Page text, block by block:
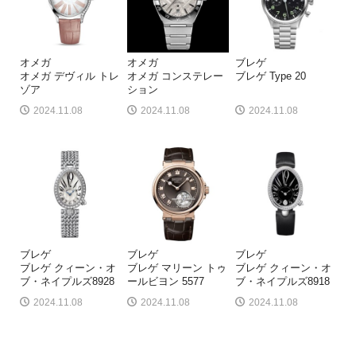
オメガ
オメガ デヴィル トレ
ゾア
2024.11.08
オメガ
オメガ コンステレー
ション
2024.11.08
ブレゲ
ブレゲ Type 20
2024.11.08
ブレゲ
ブレゲ クィーン・オ
ブ・ネイプルズ8928
2024.11.08
ブレゲ
ブレゲ マリーン トゥ
ールビヨン 5577
2024.11.08
ブレゲ
ブレゲ クィーン・オ
ブ・ネイプルズ8918
2024.11.08